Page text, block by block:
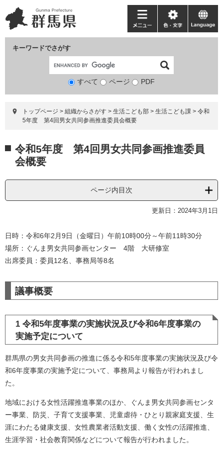
ー
ジ
ニ
ュ
て
キーワードでさがす
検
象
すべて ページ PDF
メ
ニ
ー
色・
文
language
トップページ > 組織からさがす > 生活こども部 > 生活こども課 > 令和
5年度 第4回男女共同参画推進委員会概要
文 令和5年度 第4回男女共同参画推進委員
会概要
ページ内目次
更新日：2024年3月1日
日時：令和6年2月9日（金曜日）午前10時00分～午前11時30分
場所：ぐんま男女共同参画センター 4階 大研修室
出席委員：委員12名、事務局等8名
議事概要
1 令和5年度事業の実施状況及び令和6年度事業の
実施予定について
群馬県の男女共同参画の推進に係る令和5年度事業の実施状況及び令
和6年度事業の実施予定について、事務局より報告が行われまし
た。
地域における女性活躍推進事業のほか、ぐんま男女共同参画センタ
ー事業、防災、子育て支援事業、児童虐待・ひとり親家庭支援、生
涯にわたる健康支援、女性農業者活動支援、働く女性の活躍推進、
生涯学習・社会教育関係などについて報告が行われました。